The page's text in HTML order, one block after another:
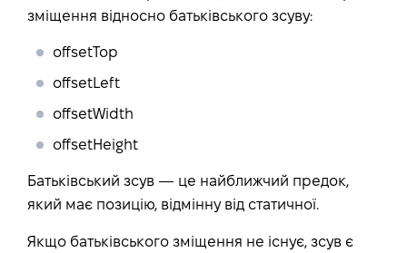
зміщення відносно батьківського зсуву:
offsetTop
offsetLeft
offsetWidth
offsetHeight
Батьківський зсув — це найближчий предок,
який має позицію, відмінну від статичної.
Якщо батьківського зміщення не існує, зсув є